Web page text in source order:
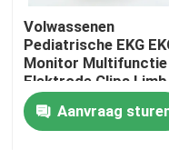
Thuis
Producten
Volwassenen
Pediatrische EKG
Monitor Multifunctie
Elektrode Clips Limb
Clamp met
CE&ISO13485
Goedgekeurd
Aanvraag